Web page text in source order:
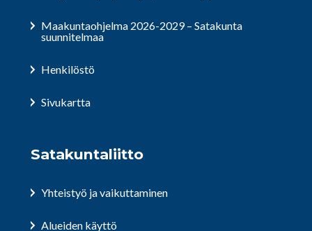
Maakuntaohjelma 2026-2029 – Satakunta
suunnitelmaa
Henkilöstö
Sivukartta
Satakuntaliitto
Yhteistyö ja vaikuttaminen
Alueiden käyttö